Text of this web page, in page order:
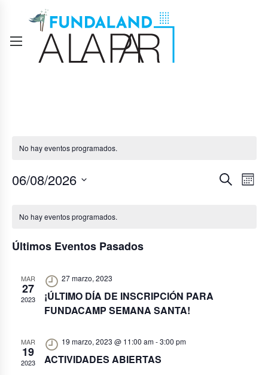
No hay eventos programados.
Buscar
Mes
06/08/2026
Calendario
de
Eventos
No hay eventos programados.
Últimos Eventos Pasados
MAR
27
2023
27 marzo, 2023
¡ÚLTIMO DÍA DE INSCRIPCIÓN PARA
FUNDACAMP SEMANA SANTA!
MAR
19
2023
19 marzo, 2023 @ 11:00 am-3:00 pm
ACTIVIDADES ABIERTAS